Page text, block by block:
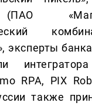
эксперты
RPA, PIX
также